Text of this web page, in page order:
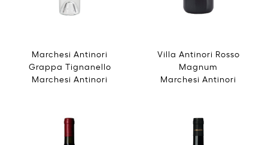
Marchesi Antinori
Grappa Tignanello
Marchesi Antinori
Villa Antinori Rosso
Magnum
Marchesi Antinori